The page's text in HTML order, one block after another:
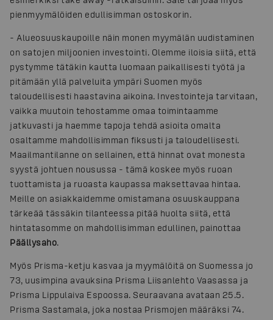
pienmyymälöiden edullisimman ostoskorin.
- Alueosuuskaupoille näin monen myymälän uudistaminen
on satojen miljoonien investointi. Olemme iloisia siitä, että
pystymme tätäkin kautta luomaan paikallisesti työtä ja
pitämään yllä palveluita ympäri Suomen myös
taloudellisesti haastavina aikoina. Investointeja tarvitaan,
vaikka muutoin tehostamme omaa toimintaamme
jatkuvasti ja haemme tapoja tehdä asioita omalta
osaltamme mahdollisimman fiksusti ja taloudellisesti.
Maailmantilanne on sellainen, että hinnat ovat monesta
syystä johtuen nousussa - tämä koskee myös ruoan
tuottamista ja ruoasta kaupassa maksettavaa hintaa.
Meille on asiakkaidemme omistamana osuuskauppana
tärkeää tässäkin tilanteessa pitää huolta siitä, että
hintatasomme on mahdollisimman edullinen, painottaa
Päällysaho.
Myös Prisma-ketju kasvaa ja myymälöitä on Suomessa jo
73, uusimpina avauksina Prisma Liisanlehto Vaasassa ja
Prisma Lippulaiva Espoossa. Seuraavana avataan 25.5.
Prisma Sastamala, joka nostaa Prismojen määräksi 74.